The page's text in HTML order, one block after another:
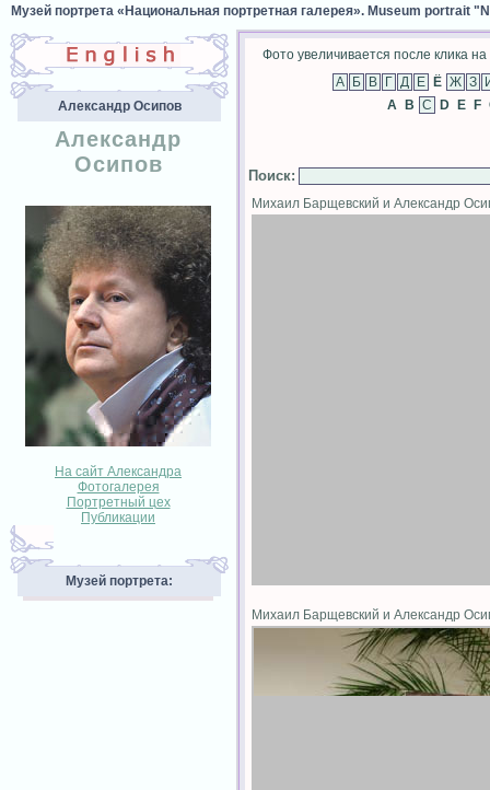
Музей портрета «Национальная портретная галерея». Museum portrait
Александр Осипов
Александр
Осипов
На сайт Александра
Фотогалерея
Портретный цех
Публикации
Музей портрета:
Фото увеличивается после клика на
Ё
A
B D E F
Поиск:
Михаил Барщевский и Александр
Михаил Барщевский и Александр